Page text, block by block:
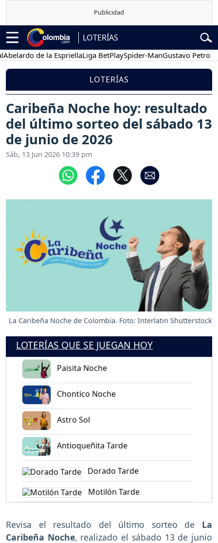
LOTERÍAS
de la EspriellaLiga BetPlaySpider-ManGustavo Petro
LOTERÍAS
Caribeña Noche hoy: resultado
del último sorteo del sábado 13
de junio de 2026
Sáb, 13 Jun 2026 10:39 pm
La Caribeña Noche de Colombia. Foto: Interlatin Shutterstock
LOTERÍAS QUE SE JUEGAN HOY
Paisita Noche
Chontico Noche
Astro Sol
Antioqueñita Tarde
Dorado Tarde
Motilón Tarde
Revisa el resultado del último sorteo de La
Caribeña Noche, realizado el sábado 13 de junio